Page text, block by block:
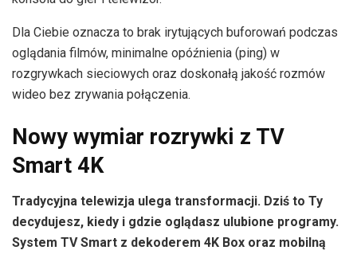
Dla Ciebie oznacza to brak irytujących buforowań podczas
oglądania filmów, minimalne opóźnienia (ping) w
rozgrywkach sieciowych oraz doskonałą jakość rozmów
wideo bez zrywania połączenia.
Nowy wymiar rozrywki z TV
Smart 4K
Tradycyjna telewizja ulega transformacji. Dziś to Ty
decydujesz, kiedy i gdzie oglądasz ulubione programy.
System TV Smart z dekoderem 4K Box oraz mobilną